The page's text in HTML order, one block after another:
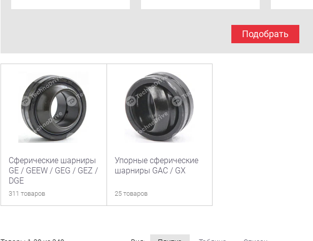
Подобрать
Сферические шарниры
GE / GEEW / GEG / GEZ /
DGE
311 товаров
Упорные сферические
шарниры GAC / GX
25 товаров